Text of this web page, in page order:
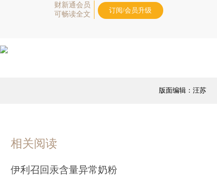
财新通会员
可畅读全文
订阅/会员升级
版面编辑：汪苏
相关阅读
伊利召回汞含量异常奶粉